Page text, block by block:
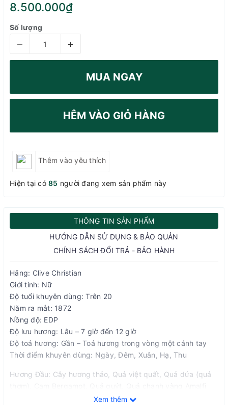
8.500.000₫
Số lượng
– +
MUA NGAY
HÊM VÀO GIỎ HÀNG
Thêm vào yêu thích
Hiện tại có 85 người đang xem sản phẩm này
THÔNG TIN SẢN PHẨM
HƯỚNG DẪN SỬ DỤNG & BẢO QUẢN
CHÍNH SÁCH ĐỔI TRẢ - BẢO HÀNH
Hãng: Clive Christian
Giới tính: Nữ
Độ tuổi khuyên dùng: Trên 20
Năm ra mắt: 1872
Nồng độ: EDP
Độ lưu hương: Lâu – 7 giờ đến 12 giờ
Độ toả hương: Gần – Toả hương trong vòng một cánh tay
Thời điểm khuyên dùng: Ngày, Đêm, Xuân, Hạ, Thu
Hương Đầu: Cây hương thảo, Quả việt quất, Quả dứa (quả
Hương giữa: Hoa tím, Hoa hồng, Hoa lan Nam Phi, Hoa nhài,
Xem thêm